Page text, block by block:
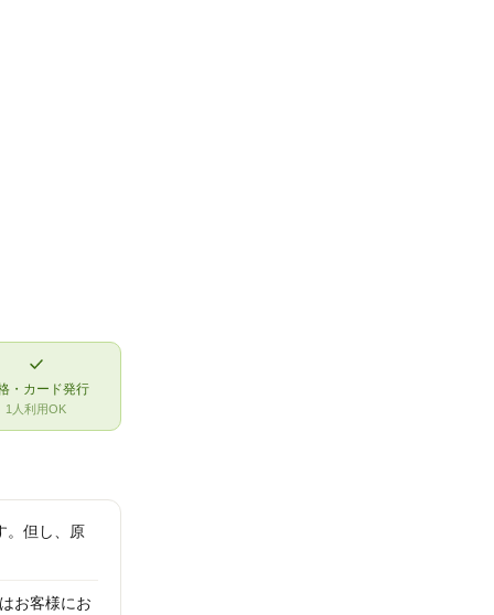
・カード発行
1人利用OK
。但し、原
お客様にお